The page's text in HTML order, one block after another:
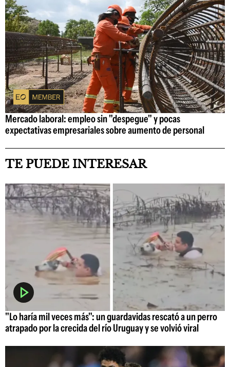
Mercado laboral: empleo sin "despegue" y pocas
expectativas empresariales sobre aumento de personal
TE PUEDE INTERESAR
"Lo haría mil veces más": un guardavidas rescató a un perro
atrapado por la crecida del río Uruguay y se volvió viral